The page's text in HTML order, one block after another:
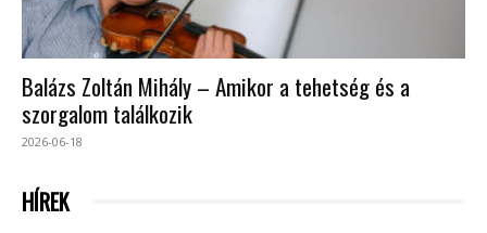
Balázs Zoltán Mihály – Amikor a tehetség és a
szorgalom találkozik
2026-06-18
HÍREK